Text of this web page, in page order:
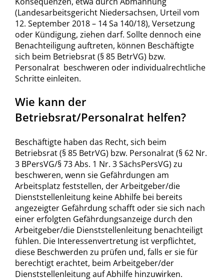
(Landesarbeitsgericht Niedersachsen, Urteil vom
12. September 2018 – 14 Sa 140/18), Versetzung
oder Kündigung, ziehen darf. Sollte dennoch eine
Benachteiligung auftreten, können Beschäftigte
sich beim Betriebsrat (§ 85 BetrVG) bzw.
Personalrat beschweren oder individualrechtliche
Schritte einleiten.
Wie kann der
Betriebsrat/Personalrat helfen?
Beschäftigte haben das Recht, sich beim
Betriebsrat (§ 85 BetrVG) bzw. Personalrat (§ 62 Nr.
3 BPersVG/§ 73 Abs. 1 Nr. 3 SächsPersVG) zu
beschweren, wenn sie Gefährdungen am
Arbeitsplatz feststellen, der Arbeitgeber/die
Dienststellenleitung keine Abhilfe bei bereits
angezeigter Gefährdung schafft oder sie sich nach
einer erfolgten Gefährdungsanzeige durch den
Arbeitgeber/die Dienststellenleitung benachteiligt
fühlen. Die Interessenvertretung ist verpflichtet,
diese Beschwerden zu prüfen und, falls er sie für
berechtigt erachtet, beim Arbeitgeber/der
Dienststellenleitung auf Abhilfe hinzuwirken.